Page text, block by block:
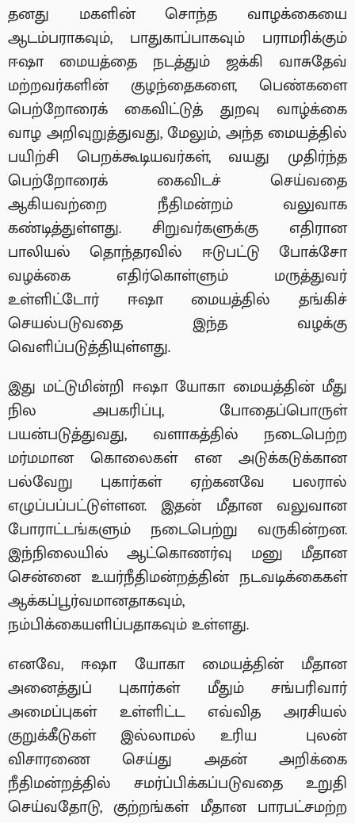
தனது மகளின் சொந்த வாழக்கையை
ஆடம்பராகவும், பாதுகாப்பாகவும் பராமரிக்கும்
ஈஷா மையத்தை நடத்தும் ஜக்கி வாசுதேவ்
மற்றவர்களின் குழந்தைகளை, பெண்களை
பெற்றோரைக் கைவிட்டுத் துறவு வாழ்க்கை
வாழ அறிவுறுத்துவது, மேலும், அந்த மையத்தில்
பயிற்சி பெறக்கூடியவர்கள், வயது முதிர்ந்த
பெற்றோரைக் கைவிடச் செய்வதை
ஆகியவற்றை நீதிமன்றம் வலுவாக
கண்டித்துள்ளது. சிறுவர்களுக்கு எதிரான
பாலியல் தொந்தரவில் ஈடுபட்டு போக்சோ
வழக்கை எதிர்கொள்ளும் மருத்துவர்
உள்ளிட்டோர் ஈஷா மையத்தில் தங்கிச்
செயல்படுவதை இந்த வழக்கு
வெளிப்படுத்தியுள்ளது.
இது மட்டுமின்றி ஈஷா யோகா மையத்தின் மீது
நில அபகரிப்பு, போதைப்பொருள்
பயன்படுத்துவது, வளாகத்தில் நடைபெற்ற
மர்மமான கொலைகள் என அடுக்கடுக்கான
பல்வேறு புகார்கள் ஏற்கனவே பலரால்
எழுப்பப்பட்டுள்ளன. இதன் மீதான வலுவான
போராட்டங்களும் நடைபெற்று வருகின்றன.
இந்நிலையில் ஆட்கொணர்வு மனு மீதான
சென்னை உயர்நீதிமன்றத்தின் நடவடிக்கைகள்
ஆக்கப்பூர்வமானதாகவும்,
நம்பிக்கையளிப்பதாகவும் உள்ளது.
எனவே, ஈஷா யோகா மையத்தின் மீதான
அனைத்துப் புகார்கள் மீதும் சங்பரிவார்
அமைப்புகள் உள்ளிட்ட எவ்வித அரசியல்
குறுக்கீடுகள் இல்லாமல் உரிய புலன்
விசாரணை செய்து அதன் அறிக்கை
நீதிமன்றத்தில் சமர்ப்பிக்கப்படுவதை உறுதி
செய்வதோடு, குற்றங்கள் மீதான பாரபட்சமற்ற